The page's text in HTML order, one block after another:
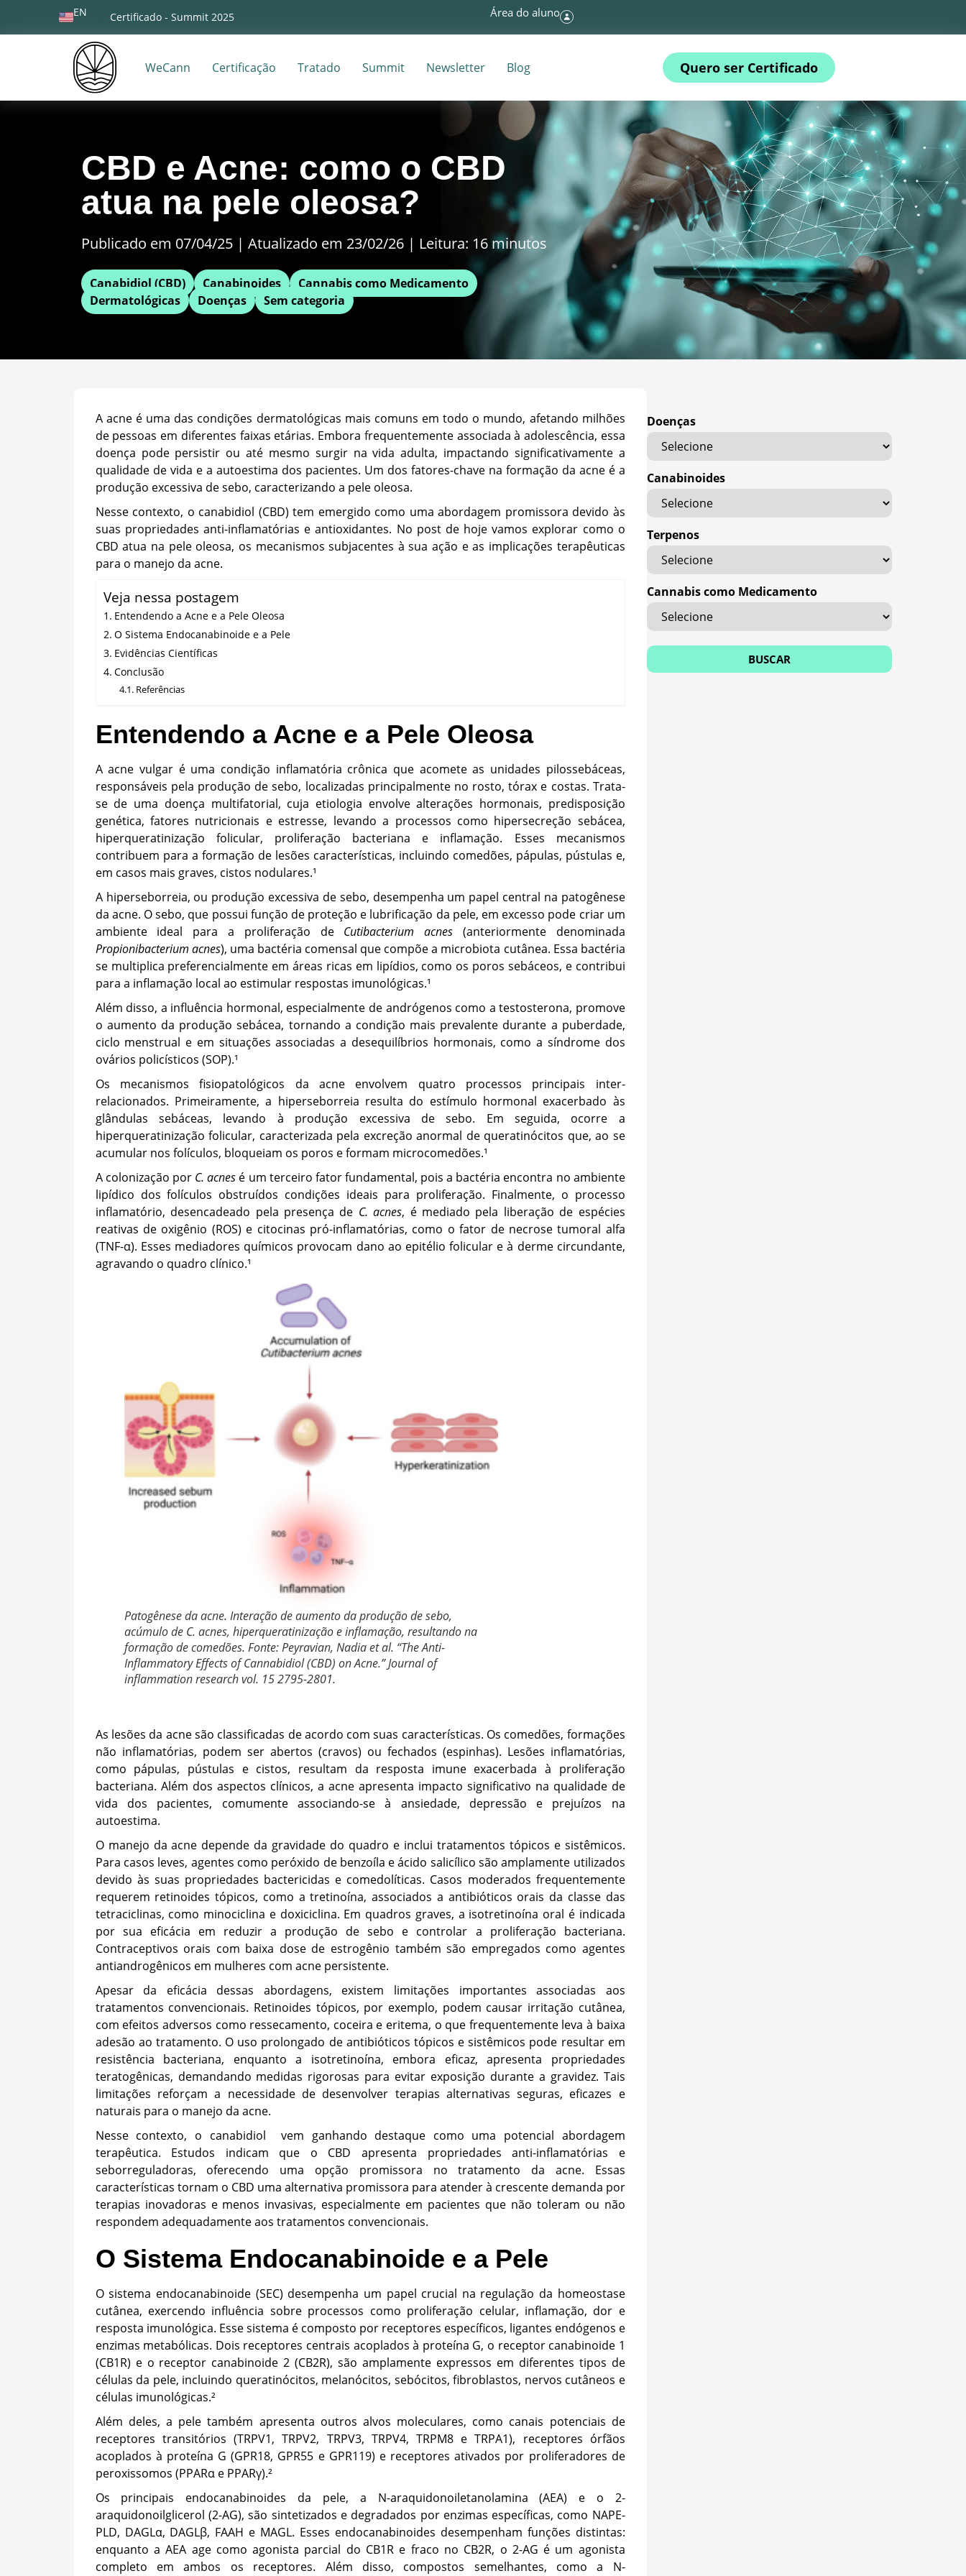
EN Certificado - Summit 2025 Área do aluno
WeCann Certificação Tratado Summit Newsletter Blog Quero ser Certificado
CBD e Acne: como o CBD
atua na pele oleosa?
Publicado em 07/04/25 | Atualizado em 23/02/26 | Leitura: 16 minutos
Canabidiol (CBD) Canabinoides
Cannabis como Medicamento
Dermatológicas
Doenças Sem categoria
A acne é uma das condições dermatológicas mais comuns em todo o mundo, afetando milhões
de pessoas em diferentes faixas etárias. Embora frequentemente associada à adolescência, essa
doença pode persistir ou até mesmo surgir na vida adulta, impactando significativamente a
qualidade de vida e a autoestima dos pacientes. Um dos fatores-chave na formação da acne é a
produção excessiva de sebo, caracterizando a pele oleosa.
Nesse contexto, o canabidiol (CBD) tem emergido como uma abordagem promissora devido às
suas propriedades anti-inflamatórias e antioxidantes. No post de hoje vamos explorar como o
CBD atua na pele oleosa, os mecanismos subjacentes à sua ação e as implicações terapêuticas
para o manejo da acne.
Veja nessa postagem
Entendendo a Acne e a Pele Oleosa
O Sistema Endocanabinoide e a Pele
Evidências Científicas
Conclusão
Referências
Entendendo a Acne e a Pele Oleosa
A acne vulgar é uma condição inflamatória crônica que acomete as unidades pilossebáceas,
responsáveis pela produção de sebo, localizadas principalmente no rosto, tórax e costas. Trata-
se de uma doença multifatorial, cuja etiologia envolve alterações hormonais, predisposição
genética, fatores nutricionais e estresse, levando a processos como hipersecreção sebácea,
hiperqueratinização folicular, proliferação bacteriana e inflamação. Esses mecanismos
contribuem para a formação de lesões características, incluindo comedões, pápulas, pústulas e,
em casos mais graves, cistos nodulares.¹
A hiperseborreia, ou produção excessiva de sebo, desempenha um papel central na patogênese
da acne. O sebo, que possui função de proteção e lubrificação da pele, em excesso pode criar um
ambiente ideal para a proliferação de Cutibacterium acnes (anteriormente denominada
Propionibacterium acnes), uma bactéria comensal que compõe a microbiota cutânea. Essa bactéria
se multiplica preferencialmente em áreas ricas em lipídios, como os poros sebáceos, e contribui
para a inflamação local ao estimular respostas imunológicas.¹
Além disso, a influência hormonal, especialmente de andrógenos como a testosterona, promove
o aumento da produção sebácea, tornando a condição mais prevalente durante a puberdade,
ciclo menstrual e em situações associadas a desequilíbrios hormonais, como a síndrome dos
ovários policísticos (SOP).¹
Os mecanismos fisiopatológicos da acne envolvem quatro processos principais inter-
relacionados. Primeiramente, a hiperseborreia resulta do estímulo hormonal exacerbado às
glândulas sebáceas, levando à produção excessiva de sebo. Em seguida, ocorre a
hiperqueratinização folicular, caracterizada pela excreção anormal de queratinócitos que, ao se
acumular nos folículos, bloqueiam os poros e formam microcomedões.¹
A colonização por C. acnes é um terceiro fator fundamental, pois a bactéria encontra no ambiente
lipídico dos folículos obstruídos condições ideais para proliferação. Finalmente, o processo
inflamatório, desencadeado pela presença de C. acnes, é mediado pela liberação de espécies
reativas de oxigênio (ROS) e citocinas pró-inflamatórias, como o fator de necrose tumoral alfa
(TNF-α). Esses mediadores químicos provocam dano ao epitélio folicular e à derme circundante,
agravando o quadro clínico.¹
Patogênese da acne. Interação de aumento da produção de sebo,
acúmulo de C. acnes, hiperqueratinização e inflamação, resultando na
formação de comedões. Fonte: Peyravian, Nadia et al. “The Anti-
Inflammatory Effects of Cannabidiol (CBD) on Acne.” Journal of
inflammation research vol. 15 2795-2801.
As lesões da acne são classificadas de acordo com suas características. Os comedões, formações
não inflamatórias, podem ser abertos (cravos) ou fechados (espinhas). Lesões inflamatórias,
como pápulas, pústulas e cistos, resultam da resposta imune exacerbada à proliferação
bacteriana. Além dos aspectos clínicos, a acne apresenta impacto significativo na qualidade de
vida dos pacientes, comumente associando-se à ansiedade, depressão e prejuízos na
autoestima.
O manejo da acne depende da gravidade do quadro e inclui tratamentos tópicos e sistêmicos.
Para casos leves, agentes como peróxido de benzoíla e ácido salicílico são amplamente utilizados
devido às suas propriedades bactericidas e comedolíticas. Casos moderados frequentemente
requerem retinoides tópicos, como a tretinoína, associados a antibióticos orais da classe das
tetraciclinas, como minociclina e doxiciclina. Em quadros graves, a isotretinoína oral é indicada
por sua eficácia em reduzir a produção de sebo e controlar a proliferação bacteriana.
Contraceptivos orais com baixa dose de estrogênio também são empregados como agentes
antiandrogênicos em mulheres com acne persistente.
Apesar da eficácia dessas abordagens, existem limitações importantes associadas aos
tratamentos convencionais. Retinoides tópicos, por exemplo, podem causar irritação cutânea,
com efeitos adversos como ressecamento, coceira e eritema, o que frequentemente leva à baixa
adesão ao tratamento. O uso prolongado de antibióticos tópicos e sistêmicos pode resultar em
resistência bacteriana, enquanto a isotretinoína, embora eficaz, apresenta propriedades
teratogênicas, demandando medidas rigorosas para evitar exposição durante a gravidez. Tais
limitações reforçam a necessidade de desenvolver terapias alternativas seguras, eficazes e
naturais para o manejo da acne.
Nesse contexto, o canabidiol vem ganhando destaque como uma potencial abordagem
terapêutica. Estudos indicam que o CBD apresenta propriedades anti-inflamatórias e
seborreguladoras, oferecendo uma opção promissora no tratamento da acne. Essas
características tornam o CBD uma alternativa promissora para atender à crescente demanda por
terapias inovadoras e menos invasivas, especialmente em pacientes que não toleram ou não
respondem adequadamente aos tratamentos convencionais.
O Sistema Endocanabinoide e a Pele
O sistema endocanabinoide (SEC) desempenha um papel crucial na regulação da homeostase
cutânea, exercendo influência sobre processos como proliferação celular, inflamação, dor e
resposta imunológica. Esse sistema é composto por receptores específicos, ligantes endógenos e
enzimas metabólicas. Dois receptores centrais acoplados à proteína G, o receptor canabinoide 1
(CB1R) e o receptor canabinoide 2 (CB2R), são amplamente expressos em diferentes tipos de
células da pele, incluindo queratinócitos, melanócitos, sebócitos, fibroblastos, nervos cutâneos e
células imunológicas.²
Além deles, a pele também apresenta outros alvos moleculares, como canais potenciais de
receptores transitórios (TRPV1, TRPV2, TRPV3, TRPV4, TRPM8 e TRPA1), receptores órfãos
acoplados à proteína G (GPR18, GPR55 e GPR119) e receptores ativados por proliferadores de
peroxissomos (PPARα e PPARγ).²
Os principais endocanabinoides da pele, a N-araquidonoiletanolamina (AEA) e o 2-
araquidonoilglicerol (2-AG), são sintetizados e degradados por enzimas específicas, como NAPE-
PLD, DAGLα, DAGLβ, FAAH e MAGL. Esses endocanabinoides desempenham funções distintas:
enquanto a AEA age como agonista parcial do CB1R e fraco no CB2R, o 2-AG é um agonista
completo em ambos os receptores. Além disso, compostos semelhantes, como a N-
Doenças
Canabinoides
Terpenos
Cannabis como Medicamento